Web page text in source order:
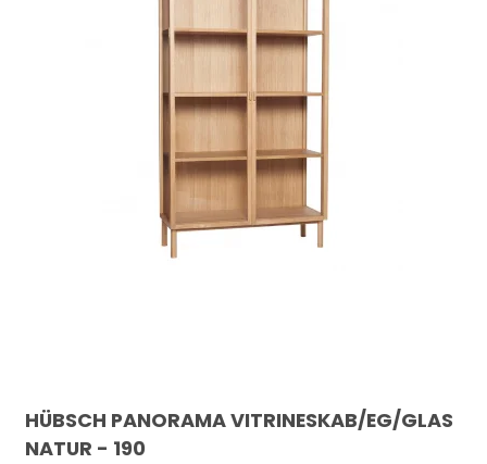
HÜBSCH PANORAMA VITRINESKAB/EG/GLAS
NATUR - 190